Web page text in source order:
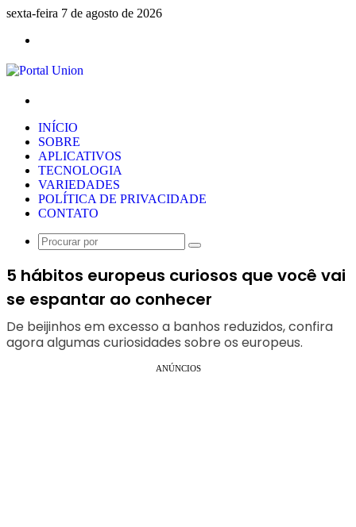
sexta-feira 7 de agosto de 2026
INÍCIO
SOBRE
APLICATIVOS
TECNOLOGIA
VARIEDADES
POLÍTICA DE PRIVACIDADE
CONTATO
Procurar
5 hábitos europeus curiosos que você vai
se espantar ao conhecer
De beijinhos em excesso a banhos reduzidos, confira
agora algumas curiosidades sobre os europeus.
ANÚNCIOS